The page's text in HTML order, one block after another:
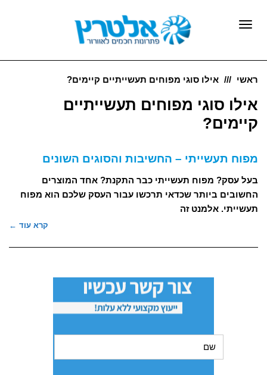
תפריט
ראשי אילו סוגי מפוחים תעשייתיים קיימים?
אילו סוגי מפוחים תעשייתיים
קיימים?
מפוח תעשייתי – החשיבות והסוגים השונים
בעל עסק? מפוח תעשייתי כבר התקנת? אחד המוצרים
החשובים ביותר שכדאי תרכשו עבור העסק שלכם הוא מפוח
תעשייתי. אלמנט זה
קרא עוד ←